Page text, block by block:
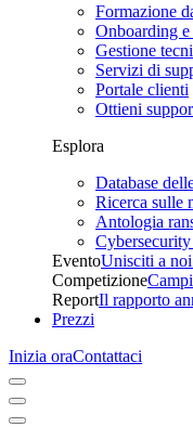
Formazione
Onboarding
Gestione
Servizi di
Portale clienti
Ottieni
Esplora
Database
Ricerca sulle
Antologia
Cybersecurity
EventoUnisciti a
Competizione
ReportIl rapporto
Prezzi
Inizia oraContattaci